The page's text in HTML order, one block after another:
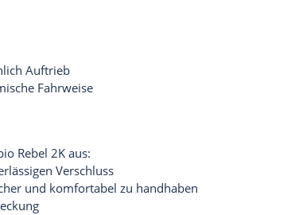
Auftrieb
Fahrweise
Rebel 2K aus:
Verschluss
und komfortabel zu handhaben